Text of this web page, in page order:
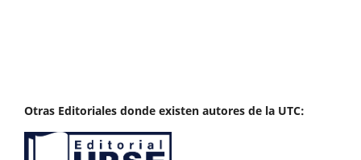
Otras Editoriales donde existen autores de la UTC: